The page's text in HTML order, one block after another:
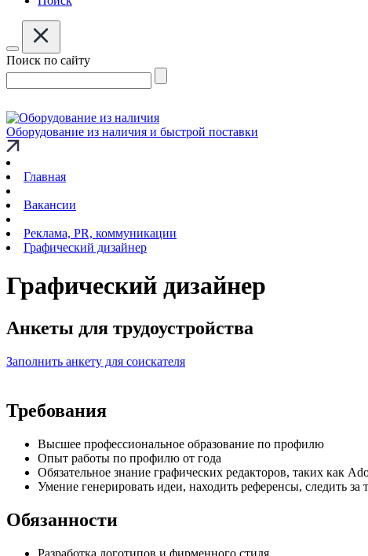
Поиск по сайту
Оборудование из наличия и быстрой поставки
Главная
Вакансии
Реклама, PR, коммуникации
Графический дизайнер
Графический дизайнер
Анкеты для трудоустройства
Заполнить анкету для соискателя
Требования
Высшее профессиональное образование по профилю
Опыт работы по профилю от года
Обязательное знание графических редакторов, таких как
Умение генерировать идеи, находить референсы, следить за
Обязанности
Разработка логотипов и фирменного стиля